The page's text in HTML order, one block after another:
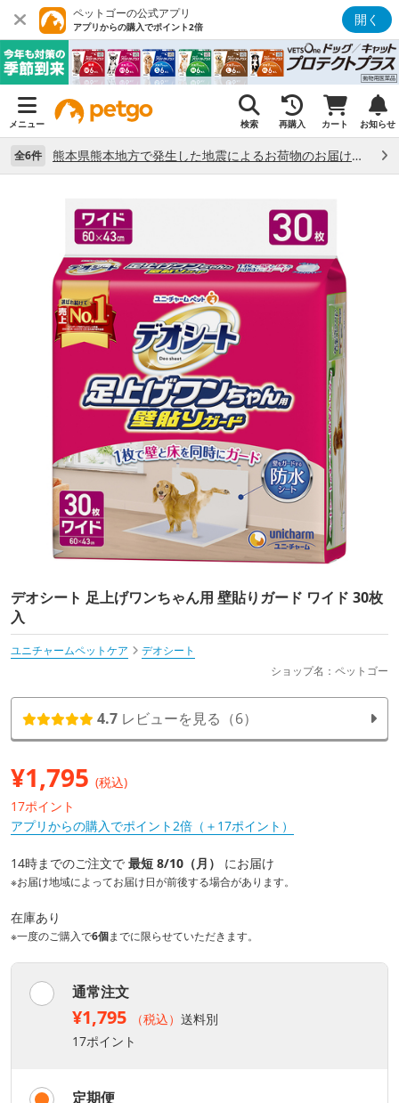
ペットゴーの公式アプリ
アプリからの購入でポイント2倍 開く
メニュー 検索 再購入 カート お知らせ
全6件 熊本県熊本地方で発生した地震によるお荷物のお届け状況について （7/28）
デオシート 足上げワンちゃん用 壁貼りガード ワイド 30枚
入
ユニチャームペットケア
デオシート
ショップ名：ペットゴー
4.7 レビューを見る（6）
¥1,795 (税込)
17ポイント
アプリからの購入でポイント2倍（＋17ポイント）
14時までのご注文で 最短 8/10（月） にお届け
※お届け地域によってお届け日が前後する場合があります。
在庫あり
※一度のご購入で6個までに限らせていただきます。
通常注文
¥1,795 （税込） 送料別
17ポイント
定期便